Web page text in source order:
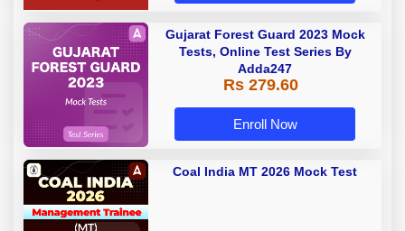
Gujarat Forest Guard 2023 Mock
Tests, Online Test Series By
Adda247
Rs 279.60
Enroll Now
Coal India MT 2026 Mock Test